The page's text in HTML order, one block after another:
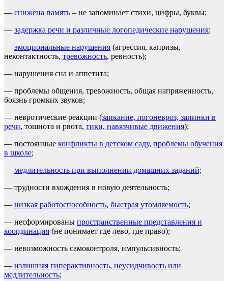
— снижена память – не запоминает стихи, цифры, буквы;
— задержка речи и различные логопедические нарушения;
— эмоциональные нарушения (агрессия, капризы,
неконтактность, тревожность, ревность);
— нарушения сна и аппетита;
— проблемы общения, тревожность, общая напряженность,
боязнь громких звуков;
— невротические реакции (заикание, логоневроз, запинки в
речи, тошнота и рвота, тики, навязчивые движения);
— постоянные конфликты в детском саду, проблемы обучения
в школе;
— медлительность при выполнении домашних заданий;
— трудности вхождения в новую деятельность;
— низкая работоспособность, быстрая утомляемость;
— несформированы пространственные представления и
координация (не понимает где лево, где право);
— невозможность самоконтроля, импульсивность;
— излишняя гиперактивность, неусидчивость или
медлительность;